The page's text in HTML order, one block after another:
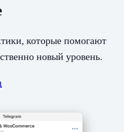
которые помогают
новый уровень.